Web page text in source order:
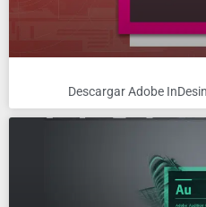
Descargar Adobe